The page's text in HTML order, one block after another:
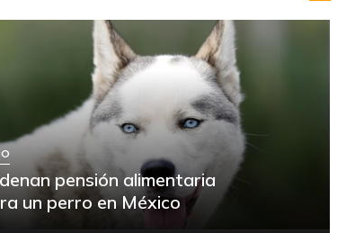
pensión alimentaria
un perro en México